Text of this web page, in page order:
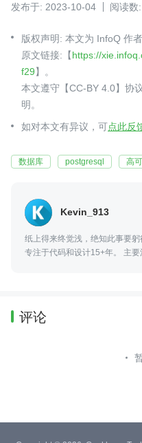
发布于: 2023-10-04 阅读数
版权声明: 本文为 InfoQ 作
原文链接:【https://
f29】。
本文遵守【CC-BY 4.0】协
明。
如对本文有异议，可点此反
数据库 postgresql 高
Kevin_913
纸上得来终觉浅，绝知此事要躬
专注于代码和设计15+年。 主
评论